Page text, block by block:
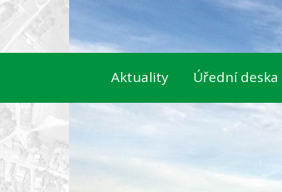
Aktuality Úřední deska